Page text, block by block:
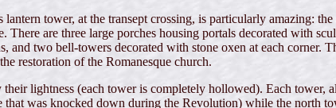
tower, at the transept crossing, is particularly amazing:
are three large porches housing portals decorated with
two bell-towers decorated with stone oxen at each corner.
restoration of the Romanesque church.
lightness (each tower is completely hollowed). Each
was knocked down during the Revolution) while the north